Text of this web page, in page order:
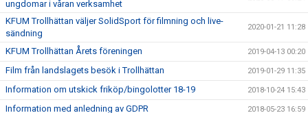
ungdomar i våran verksamhet
KFUM Trollhättan väljer SolidSport för filmning och live-
sändning
2020-01-21 11:28
KFUM Trollhättan Årets föreningen 2019-04-13 00:20
Film från landslagets besök i Trollhättan 2019-01-29 11:35
Information om utskick friköp/bingolotter 18-19 2018-10-24 15:43
Information med anledning av GDPR 2018-05-23 16:59